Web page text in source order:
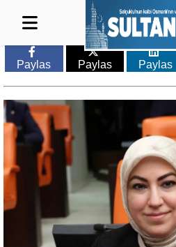
Paylas Paylas Paylas